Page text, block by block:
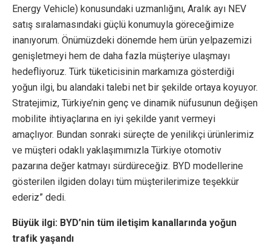
Energy Vehicle) konusundaki uzmanlığını, Aralık ayı NEV
satış sıralamasındaki güçlü konumuyla göreceğimize
inanıyorum. Önümüzdeki dönemde hem ürün yelpazemizi
genişletmeyi hem de daha fazla müşteriye ulaşmayı
hedefliyoruz. Türk tüketicisinin markamıza gösterdiği
yoğun ilgi, bu alandaki talebi net bir şekilde ortaya koyuyor.
Stratejimiz, Türkiye’nin genç ve dinamik nüfusunun değişen
mobilite ihtiyaçlarına en iyi şekilde yanıt vermeyi
amaçlıyor. Bundan sonraki süreçte de yenilikçi ürünlerimiz
ve müşteri odaklı yaklaşımımızla Türkiye otomotiv
pazarına değer katmayı sürdüreceğiz. BYD modellerine
gösterilen ilgiden dolayı tüm müşterilerimize teşekkür
ederiz” dedi.
Büyük ilgi: BYD’nin tüm iletişim kanallarında yoğun
trafik yaşandı